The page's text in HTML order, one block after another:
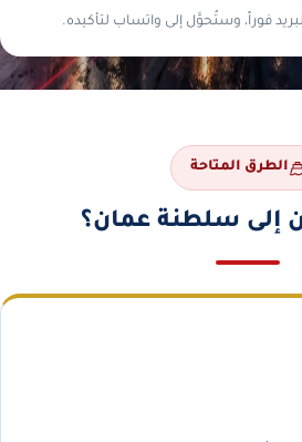
فوراً، وستُحوَّل إلى واتساب لتأكيده.
الطرق المتاحة
إلى سلطنة عمان؟